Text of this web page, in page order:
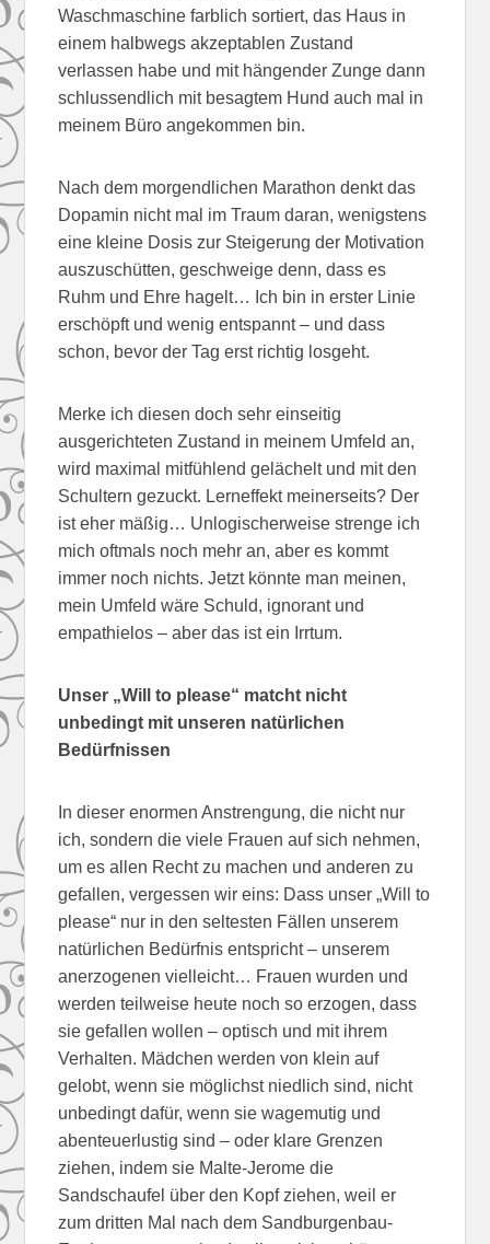
Waschmaschine farblich sortiert, das Haus in
einem halbwegs akzeptablen Zustand
verlassen habe und mit hängender Zunge dann
schlussendlich mit besagtem Hund auch mal in
meinem Büro angekommen bin.
Nach dem morgendlichen Marathon denkt das
Dopamin nicht mal im Traum daran, wenigstens
eine kleine Dosis zur Steigerung der Motivation
auszuschütten, geschweige denn, dass es
Ruhm und Ehre hagelt… Ich bin in erster Linie
erschöpft und wenig entspannt – und dass
schon, bevor der Tag erst richtig losgeht.
Merke ich diesen doch sehr einseitig
ausgerichteten Zustand in meinem Umfeld an,
wird maximal mitfühlend gelächelt und mit den
Schultern gezuckt. Lerneffekt meinerseits? Der
ist eher mäßig… Unlogischerweise strenge ich
mich oftmals noch mehr an, aber es kommt
immer noch nichts. Jetzt könnte man meinen,
mein Umfeld wäre Schuld, ignorant und
empathielos – aber das ist ein Irrtum.
Unser „Will to please“ matcht nicht
unbedingt mit unseren natürlichen
Bedürfnissen
In dieser enormen Anstrengung, die nicht nur
ich, sondern die viele Frauen auf sich nehmen,
um es allen Recht zu machen und anderen zu
gefallen, vergessen wir eins: Dass unser „Will to
please“ nur in den seltesten Fällen unserem
natürlichen Bedürfnis entspricht – unserem
anerzogenen vielleicht… Frauen wurden und
werden teilweise heute noch so erzogen, dass
sie gefallen wollen – optisch und mit ihrem
Verhalten. Mädchen werden von klein auf
gelobt, wenn sie möglichst niedlich sind, nicht
unbedingt dafür, wenn sie wagemutig und
abenteuerlustig sind – oder klare Grenzen
ziehen, indem sie Malte-Jerome die
Sandschaufel über den Kopf ziehen, weil er
zum dritten Mal nach dem Sandburgenbau-